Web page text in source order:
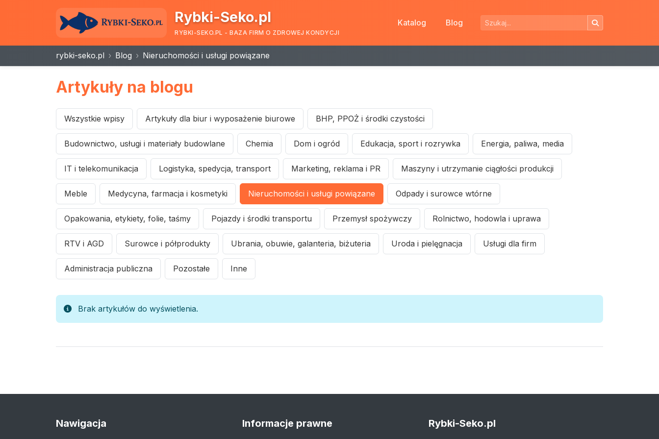
Rybki-Seko.pl
RYBKI-SEKO.PL - BAZA FIRM O ZDROWEJ KONDYCJI
Katalog Blog
rybki-seko.pl Blog Nieruchomości i usługi powiązane
Artykuły na blogu
Wszystkie wpisy Artykuły dla biur i wyposażenie biurowe BHP, PPOŻ i środki czystości
Budownictwo, usługi i materiały budowlane Chemia Dom i ogród Edukacja, sport i rozrywka Energia, paliwa, media
IT i telekomunikacja Logistyka, spedycja, transport Marketing, reklama i PR Maszyny i utrzymanie ciągłości produkcji
Meble Medycyna, farmacja i kosmetyki Nieruchomości i usługi powiązane Odpady i surowce wtórne
Opakowania, etykiety, folie, taśmy Pojazdy i środki transportu Przemysł spożywczy Rolnictwo, hodowla i uprawa
RTV i AGD Surowce i półprodukty Ubrania, obuwie, galanteria, biżuteria Uroda i pielęgnacja Usługi dla firm
Administracja publiczna Pozostałe Inne
Brak artykułów do wyświetlenia.
Nawigacja Informacje prawne Rybki-Seko.pl